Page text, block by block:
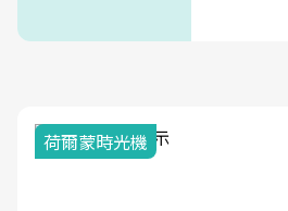
荷爾蒙時光機